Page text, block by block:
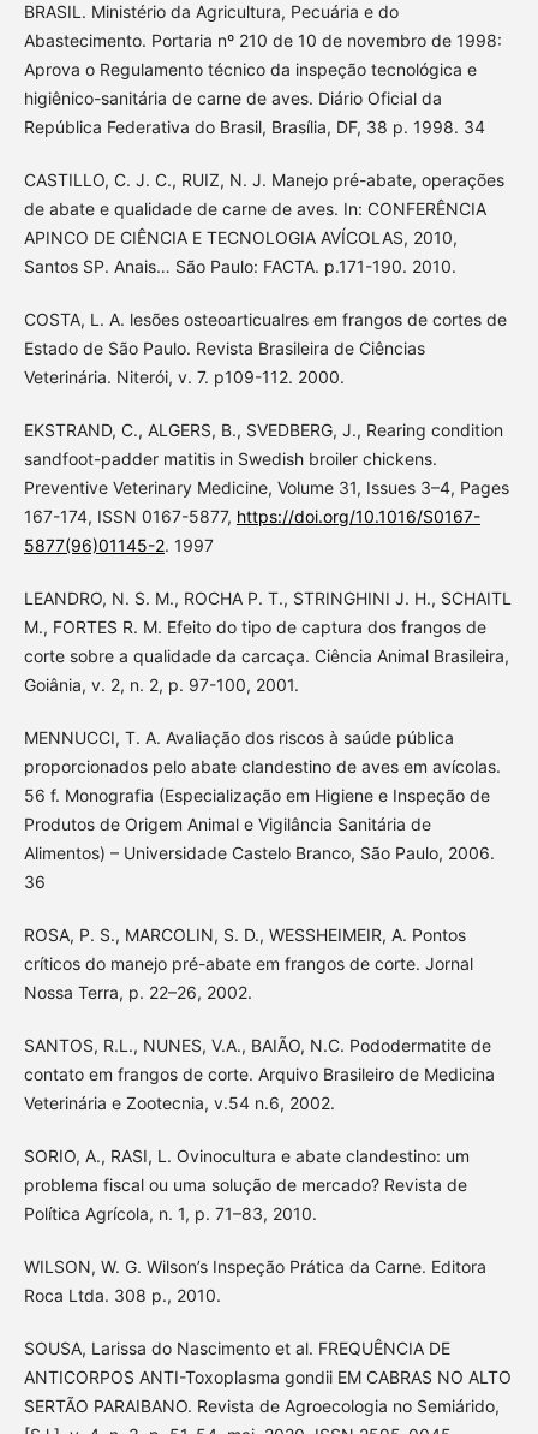
BRASIL. Ministério da Agricultura, Pecuária e do
Abastecimento. Portaria nº 210 de 10 de novembro de 1998:
Aprova o Regulamento técnico da inspeção tecnológica e
higiênico-sanitária de carne de aves. Diário Oficial da
República Federativa do Brasil, Brasília, DF, 38 p. 1998. 34
CASTILLO, C. J. C., RUIZ, N. J. Manejo pré-abate, operações
de abate e qualidade de carne de aves. In: CONFERÊNCIA
APINCO DE CIÊNCIA E TECNOLOGIA AVÍCOLAS, 2010,
Santos SP. Anais… São Paulo: FACTA. p.171-190. 2010.
COSTA, L. A. lesões osteoarticualres em frangos de cortes de
Estado de São Paulo. Revista Brasileira de Ciências
Veterinária. Niterói, v. 7. p109-112. 2000.
EKSTRAND, C., ALGERS, B., SVEDBERG, J., Rearing condition
sandfoot-padder matitis in Swedish broiler chickens.
Preventive Veterinary Medicine, Volume 31, Issues 3–4, Pages
167-174, ISSN 0167-5877, https://doi.org/10.1016/S0167-
5877(96)01145-2. 1997
LEANDRO, N. S. M., ROCHA P. T., STRINGHINI J. H., SCHAITL
M., FORTES R. M. Efeito do tipo de captura dos frangos de
corte sobre a qualidade da carcaça. Ciência Animal Brasileira,
Goiânia, v. 2, n. 2, p. 97-100, 2001.
MENNUCCI, T. A. Avaliação dos riscos à saúde pública
proporcionados pelo abate clandestino de aves em avícolas.
56 f. Monografia (Especialização em Higiene e Inspeção de
Produtos de Origem Animal e Vigilância Sanitária de
Alimentos) – Universidade Castelo Branco, São Paulo, 2006.
36
ROSA, P. S., MARCOLIN, S. D., WESSHEIMEIR, A. Pontos
críticos do manejo pré-abate em frangos de corte. Jornal
Nossa Terra, p. 22–26, 2002.
SANTOS, R.L., NUNES, V.A., BAIÃO, N.C. Pododermatite de
contato em frangos de corte. Arquivo Brasileiro de Medicina
Veterinária e Zootecnia, v.54 n.6, 2002.
SORIO, A., RASI, L. Ovinocultura e abate clandestino: um
problema fiscal ou uma solução de mercado? Revista de
Política Agrícola, n. 1, p. 71–83, 2010.
WILSON, W. G. Wilson’s Inspeção Prática da Carne. Editora
Roca Ltda. 308 p., 2010.
SOUSA, Larissa do Nascimento et al. FREQUÊNCIA DE
ANTICORPOS ANTI-Toxoplasma gondii EM CABRAS NO ALTO
SERTÃO PARAIBANO. Revista de Agroecologia no Semiárido,